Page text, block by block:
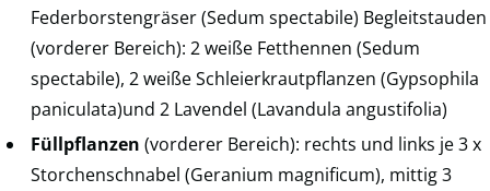
Federborstengräser (Sedum spectabile) Begleitstauden
(vorderer Bereich): 2 weiße Fetthennen (Sedum
spectabile), 2 weiße Schleierkrautpflanzen (Gypsophila
paniculata)und 2 Lavendel (Lavandula angustifolia)
Füllpflanzen (vorderer Bereich): rechts und links je 3 x
Storchenschnabel (Geranium magnificum), mittig 3